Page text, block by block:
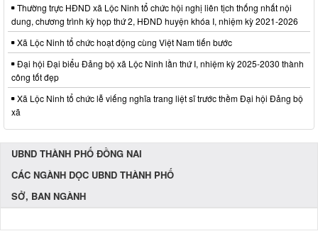
Thường trực HĐND xã Lộc Ninh tổ chức hội nghị liên tịch thống nhất nội
dung, chương trình kỳ họp thứ 2, HĐND huyện khóa I, nhiệm kỳ 2021-2026
Xã Lộc Ninh tổ chức hoạt động cùng Việt Nam tiến bước
Đại hội Đại biểu Đảng bộ xã Lộc Ninh lần thứ I, nhiệm kỳ 2025-2030 thành
công tốt đẹp
Xã Lộc Ninh tổ chức lễ viếng nghĩa trang liệt sĩ trước thềm Đại hội Đảng bộ
xã
UBND THÀNH PHỐ ĐỒNG NAI
CÁC NGÀNH DỌC UBND THÀNH PHỐ
SỞ, BAN NGÀNH